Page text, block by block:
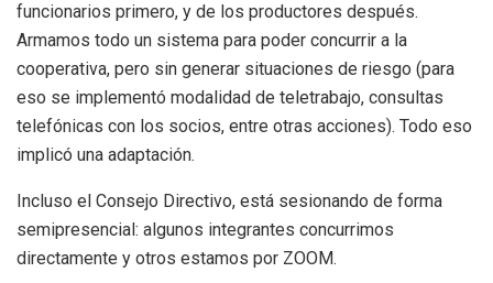
funcionarios primero, y de los productores después.
Armamos todo un sistema para poder concurrir a la
cooperativa, pero sin generar situaciones de riesgo (para
eso se implementó modalidad de teletrabajo, consultas
telefónicas con los socios, entre otras acciones). Todo eso
implicó una adaptación.
Incluso el Consejo Directivo, está sesionando de forma
semipresencial: algunos integrantes concurrimos
directamente y otros estamos por ZOOM.